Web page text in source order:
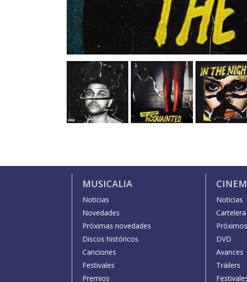
MUSICALIA
Noticias
Novedades
Próximas novedades
Discos históricos
Canciones
Festivales
Premios
Noticias
Cartelera
DVD
Avances
Tráilers